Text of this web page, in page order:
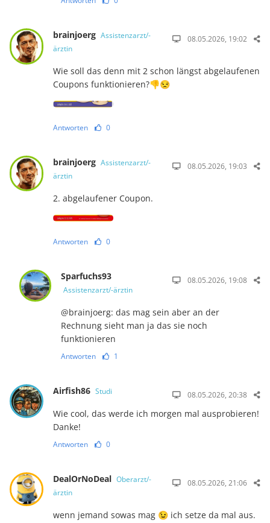
brainjoerg Assistenzarzt/-
ärztin
08.05.2026, 19:02
Wie soll das denn mit 2 schon längst abgelaufenen
Coupons funktionieren?👎😒
Antworten 0
brainjoerg Assistenzarzt/-
ärztin
08.05.2026, 19:03
2. abgelaufener Coupon.
Antworten 0
Sparfuchs93
Assistenzarzt/-ärztin
08.05.2026, 19:08
@brainjoerg: das mag sein aber an der
Rechnung sieht man ja das sie noch
funktionieren
Antworten 1
Airfish86 Studi 08.05.2026, 20:38
Wie cool, das werde ich morgen mal ausprobieren!
Danke!
Antworten 0
DealOrNoDeal Oberarzt/-
ärztin
08.05.2026, 21:06
wenn jemand sowas mag 😉 ich setze da mal aus.